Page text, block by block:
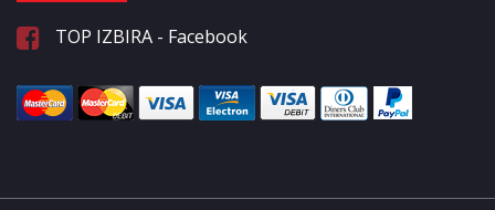
TOP IZBIRA - Facebook